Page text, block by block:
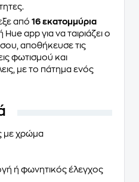
από 16 εκατομμύρια
app για να ταιριάζει ο
αποθήκευσε τις
φωτισμού και
με το πάτημα ενός
με χρώμα
ή φωνητικός έλεγχος